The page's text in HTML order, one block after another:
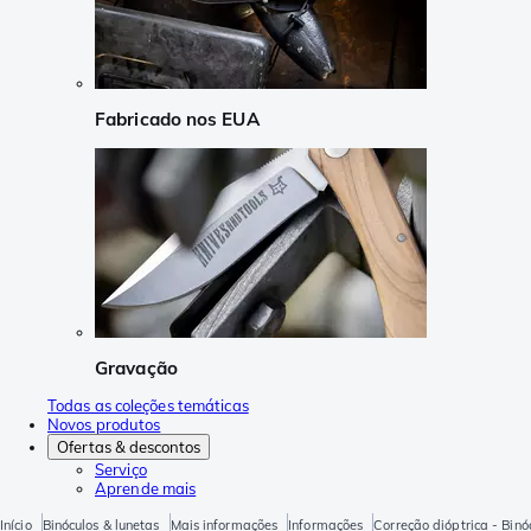
Fabricado nos EUA
Gravação
Todas as coleções temáticas
Novos produtos
Ofertas & descontos
Serviço
Aprende mais
Início Binóculos & lunetas Mais informações Informações Correção dióptrica -